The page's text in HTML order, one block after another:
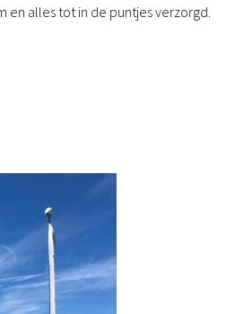
en alles tot in de puntjes verzorgd.